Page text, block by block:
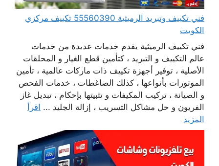
فني تكييف وتبريد الرميثية 55560390 تكييف مركزي
الكويت
فني تكييف الرميثية يقدم خدمات عديدة من خدمات
عالم التكييف و التبريد ، كتأمين قطع الغيار و المحلقات
الأصلية ، توفير أجهزة تكييف ذات ماركات عالمية ، تأمين
الموتورات بأنواعها ، كذلك الضاغطات ، خدمات الفحص
و الصيانة ، تركيب المكيفات و تثبيتها بإحكام ، تبديل غاز
الفريون و حل مشاكل التسريب ، إزالة الجليد ... اقرأ
المزيد